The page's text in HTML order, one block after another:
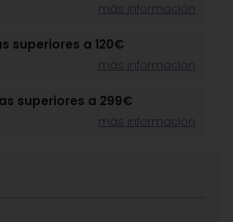
más información
superiores a 120€
más información
superiores a 299€
más información